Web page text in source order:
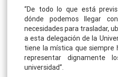
“De todo lo que está
dónde podemos llegar
necesidades para trasladar,
a esta delegación de la
tiene la mística que siempre
representar dignamente
universidad”.